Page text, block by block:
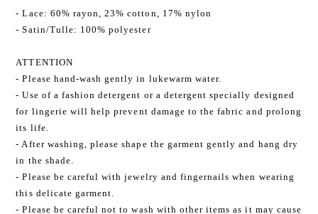
- Lace: 60% rayon, 23% cotton, 17% nylon
- Satin/Tulle: 100% polyester
ATTENTION
- Please hand-wash gently in lukewarm water.
- Use of a fashion detergent or a detergent specially designed
for lingerie will help prevent damage to the fabric and prolong
its life.
- After washing, please shape the garment gently and hang dry
in the shade.
- Please be careful with jewelry and fingernails when wearing
this delicate garment.
- Please be careful not to wash with other items as it may cause